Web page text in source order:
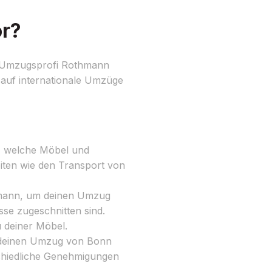
Rothmann
internationale Umzüge
Möbel und
wie den Transport von
um deinen Umzug
zugeschnitten sind.
Möbel.
Umzug von Bonn
Genehmigungen